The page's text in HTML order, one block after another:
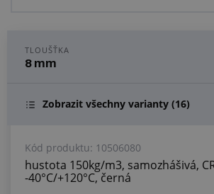
TLOUŠŤKA
8 mm
Zobrazit všechny varianty (16)
Kód produktu: 10506080
hustota 150kg/m3, samozhášivá,
-40°C/+120°C, černá